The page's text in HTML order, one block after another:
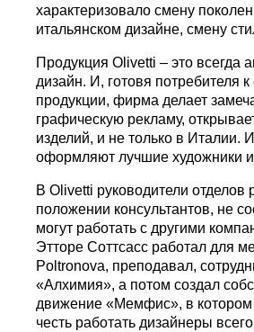
характеризовало смену
итальянском дизайне, смену
Продукция Olivetti – это всегда
дизайн. И, готовя потребителя к
продукции, фирма делает
графическую рекламу,
изделий, и не только в Италии.
оформляют лучшие художники
В Olivetti руководители отделов
положении консультантов, не
могут работать с другими
Этторе Соттсасс работал для
Poltronova, преподавал,
«Алхимия», а потом создал
движение «Мемфис», в котором
честь работать дизайнеры